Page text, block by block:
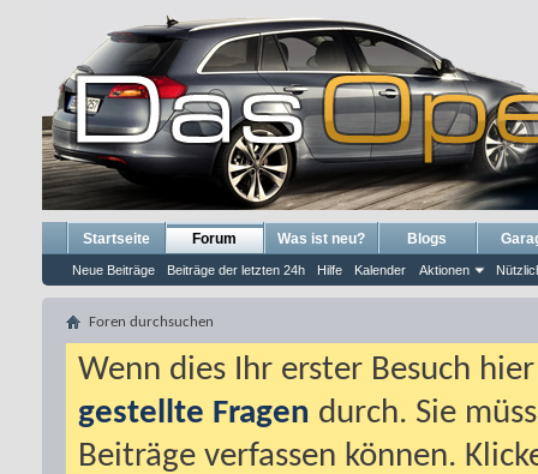
Startseite Forum
Neue Beiträge Beiträge der letzten 24h Hilfe Kalender Aktionen
Was ist neu? Blogs
Foren durchsuchen
Wenn dies Ihr erster Besuch
gestellte Fragen durch. Sie
Beiträge verfassen können.